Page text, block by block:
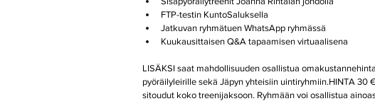
FTP-testin KuntoSaluksella
Jatkuvan ryhmätuen WhatsApp ryhmässä
Kuukausittaisen Q&A tapaamisen virtuaalisena
LISÄKSI saat mahdollisuuden osallistua
pyöräilyleirille sekä Jäpyn yhteisiin uintiryhmiin.HINTA 30
sitoudut koko treenijaksoon. Ryhmään voi osallistua